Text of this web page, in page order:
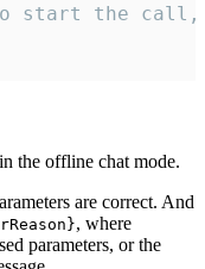
start the
the offline chat mode.
are correct. And
, where
parameters, or the